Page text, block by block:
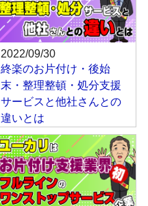
2022/09/30
終楽のお片付け・後始
末・整理整頓・処分支援
サービスと他社さんとの
違いとは